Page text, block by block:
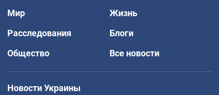
Мир
Жизнь
Расследования
Блоги
Общество
Все новости
Новости Украины